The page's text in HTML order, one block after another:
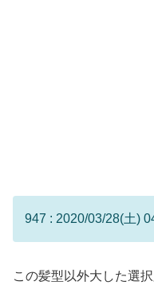
947 : 2020/03/28(土)
この髪型以外大した選